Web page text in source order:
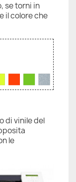
se torni in
il colore che
di vinile del
le